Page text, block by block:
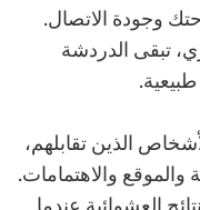
وجودة الاتصال.
تبقى الدردشة
طبيعية.
الذين تقابلهم،
والموقع والاهتمامات.
العشوائية عندما